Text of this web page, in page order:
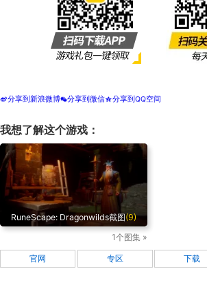
t分享到新浪微博w分享到微信z分享到QQ空间
我想了解这个游戏：
RuneScape: Dragonwilds截图(9)
1个图集 »
官网 专区 下载